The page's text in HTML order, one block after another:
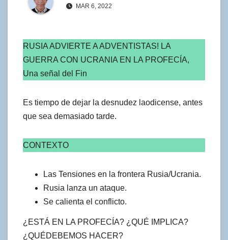
MAR 6, 2022
RUSIA ADVIERTE A ADVENTISTAS! LA
GUERRA CON UCRANIA EN LA PROFECÍA,
Una señal del Fin
Es tiempo de dejar la desnudez laodicense, antes
que sea demasiado tarde.
CONTEXTO
Las Tensiones en la frontera Rusia/Ucrania.
Rusia lanza un ataque.
Se calienta el conflicto.
¿ESTÁ EN LA PROFECÍA? ¿QUÉ IMPLICA?
¿QUÉDEBEMOS HACER?